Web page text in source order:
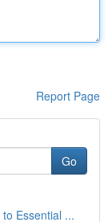
Report Page
Go
Essential ...